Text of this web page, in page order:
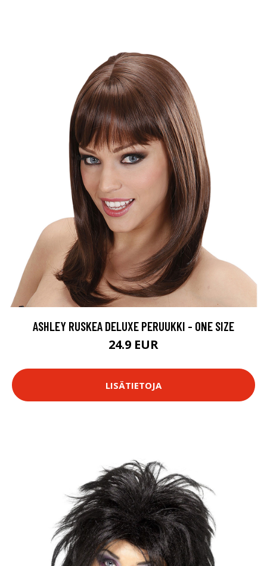
ASHLEY RUSKEA DELUXE PERUUKKI - ONE SIZE
24.9 EUR
LISÄTIETOJA